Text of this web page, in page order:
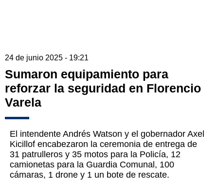
24 de junio 2025 - 19:21
Sumaron equipamiento para
reforzar la seguridad en Florencio
Varela
El intendente Andrés Watson y el gobernador Axel
Kicillof encabezaron la ceremonia de entrega de
31 patrulleros y 35 motos para la Policía, 12
camionetas para la Guardia Comunal, 100
cámaras, 1 drone y 1 un bote de rescate.